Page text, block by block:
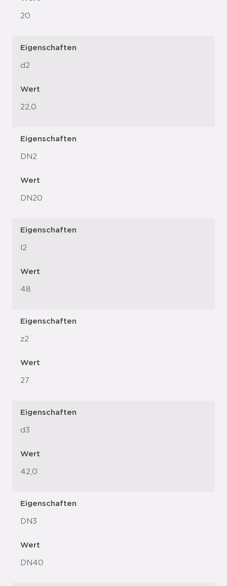
20
Eigenschaften
d2
Wert
22,0
Eigenschaften
DN2
Wert
DN20
Eigenschaften
l2
Wert
48
Eigenschaften
z2
Wert
27
Eigenschaften
d3
Wert
42,0
Eigenschaften
DN3
Wert
DN40